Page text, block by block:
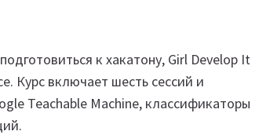
к хакатону, Girl Develop It
Курс включает шесть сессий и
Teachable Machine, классификаторы